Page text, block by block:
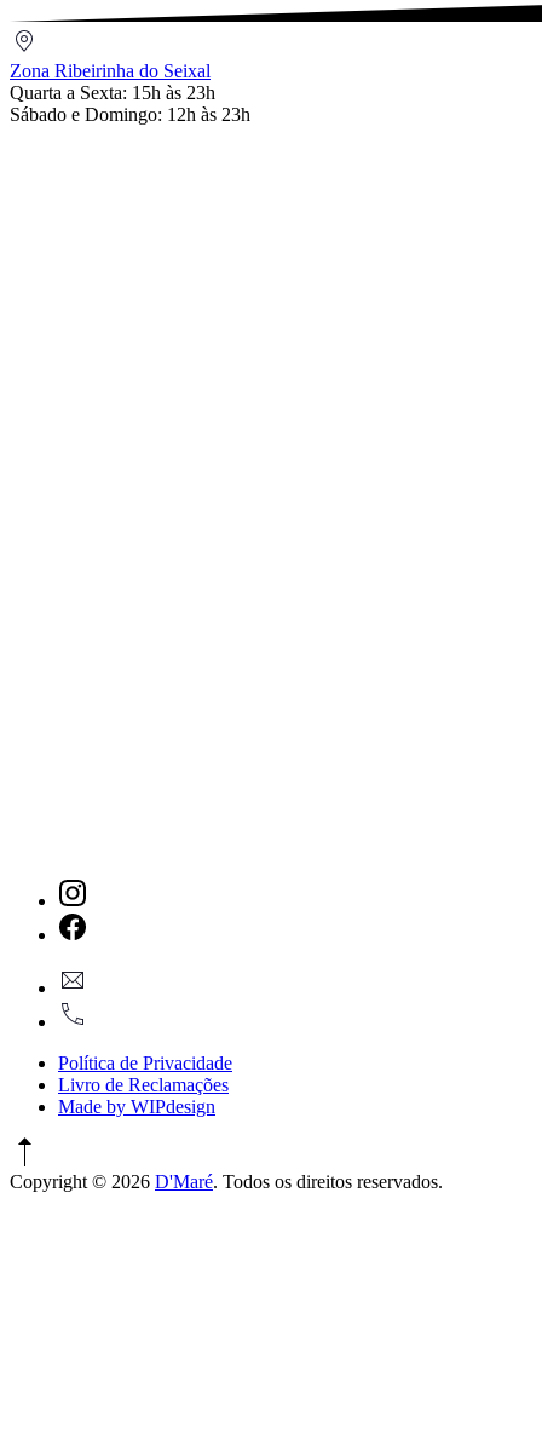
do
Seixal
Zona Ribeirinha do Seixal
Quarta a Sexta: 15h às 23h
Sábado e Domingo: 12h às 23h
New
Window
Window
Política de Privacidade
Livro de Reclamações
Made by WIPdesign
Copyright © 2026 D'Maré. Todos os direitos reservados.